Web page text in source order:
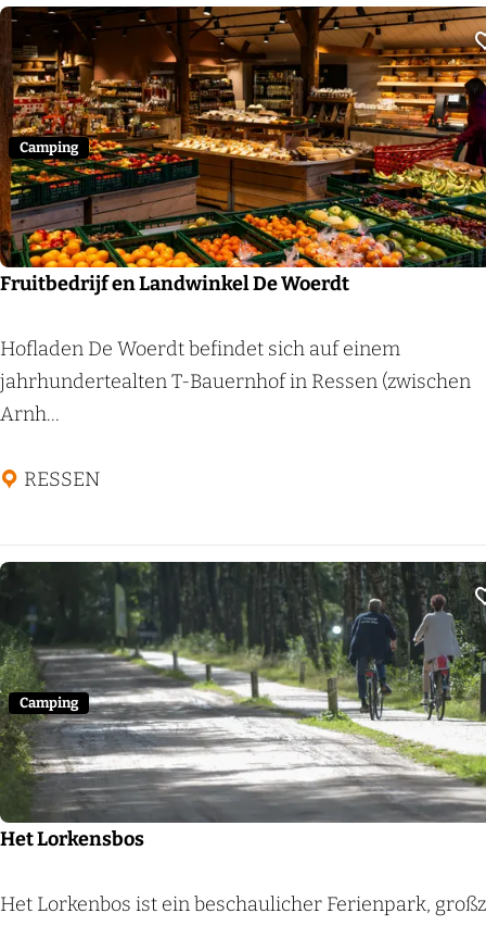
g
D
e
A
e
r
d
t
s
W
a
c
t
Fruitbedrijf en Landwinkel De Woerdt
F
r
u
t
d
i
j
f
e
n
a
d
Hofladen De Woerdt befindet sich auf einem
jahrhundertealten T-Bauernhof in Ressen (zwischen
Arnh...
RESSEN
Camping
Het Lorkensbos
H
Het Lorkenbos ist ein beschaulicher Ferienpark,
Camping